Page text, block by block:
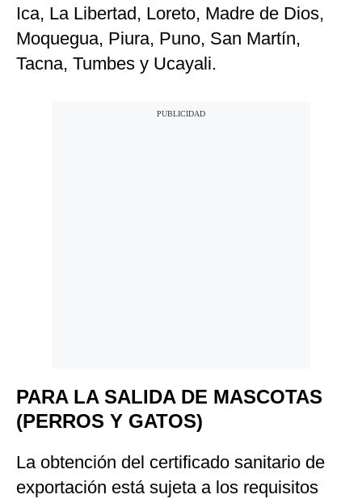
Ica, La Libertad, Loreto, Madre de Dios,
Moquegua, Piura, Puno, San Martín,
Tacna, Tumbes y Ucayali.
PARA LA SALIDA DE MASCOTAS
(PERROS Y GATOS)
La obtención del certificado sanitario de
exportación está sujeta a los requisitos